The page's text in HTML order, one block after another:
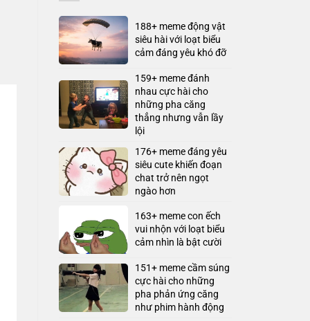
188+ meme động vật
siêu hài với loạt biểu
cảm đáng yêu khó đỡ
159+ meme đánh
nhau cực hài cho
những pha căng
thẳng nhưng vẫn lầy
lội
176+ meme đáng yêu
siêu cute khiến đoạn
chat trở nên ngọt
ngào hơn
163+ meme con ếch
vui nhộn với loạt biểu
cảm nhìn là bật cười
151+ meme cầm súng
cực hài cho những
pha phản ứng căng
như phim hành động